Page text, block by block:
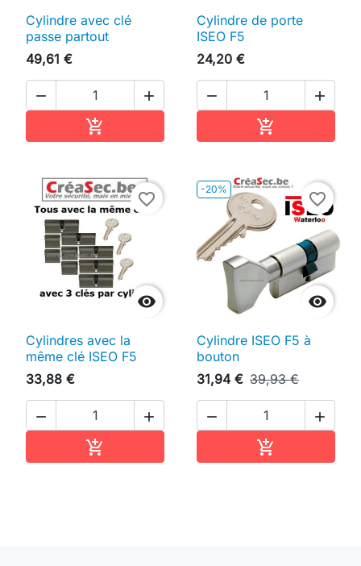
Cylindre avec clé
passe partout
49,61 €
 

Cylindre de porte
ISEO F5
24,20 €
 


favorite_border
Cylindres avec la
même clé ISEO F5
33,88 €
 

-20%

favorite_border
Cylindre ISEO F5 à
bouton
31,94 € 39,93 €
 
